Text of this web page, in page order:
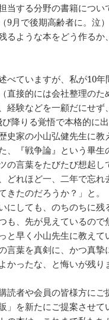
当する分野の書籍につい
9月で後期高齢者に。泣
るような本をどう作るか
べていますが、私が10年
直接的には会社整理のた
経験などを一顧だにせず
降りる覚悟で本格的に
史家の小山弘健先生に教
、『戦争論』という畢生
の言葉をたびたび想起し
どれほど一、二年で忘れ
きたのだろうか？」と。
にしても、のちのちに残
、先が見えているので
と早く小山先生に教えて
言葉を真剣に、かつ真摯
かったな、と悔いが残り
読者や会員の皆様方にご
」を新たにご提案させて